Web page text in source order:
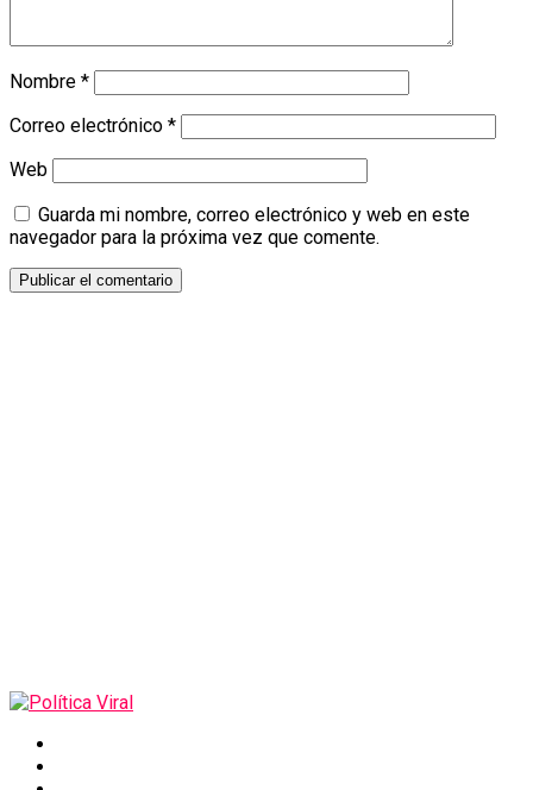
Nombre *
Correo electrónico *
Web
Guarda mi nombre, correo electrónico y web en este
navegador para la próxima vez que comente.